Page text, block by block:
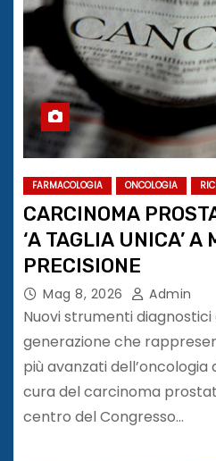
FARMACOLOGIA ONCOLOGIA
CARCINOMA
‘A TAGLIA UNICA’ A
PRECISIONE
Mag 8, 2026 Admin
Nuovi strumenti
generazione che
più avanzati
cura del carcinoma
centro del Congresso…